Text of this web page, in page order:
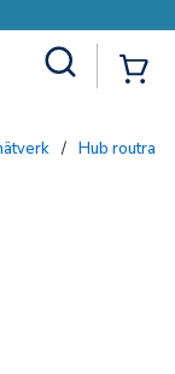
/ Hub routrar